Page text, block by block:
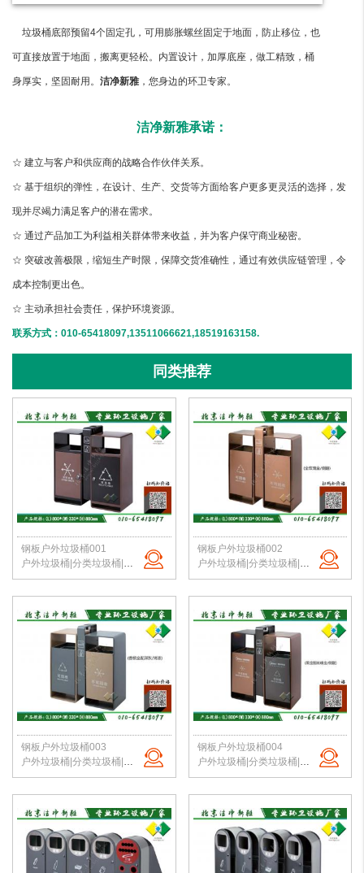
垃圾桶底部预留4个固定孔，可用膨胀螺丝固定于地面，防止移位，也
可直接放置于地面，搬离更轻松。内置设计，加厚底座，做工精致，桶
身厚实，坚固耐用。 洁净新雅，您身边的环卫专家。
洁净新雅承诺：
☆ 建立与客户和供应商的战略合作伙伴关系。
☆ 基于组织的弹性，在设计、生产、交货等方面给客户更多更灵活的选择，发
现并尽竭力满足客户的潜在需求。
☆ 通过产品加工为利益相关群体带来收益，并为客户保守商业秘密。
☆ 突破改善极限，缩短生产时限，保障交货准确性，通过有效供应链管理，令
成本控制更出色。
☆ 主动承担社会责任，保护环境资源。
联系方式：010-65418097,13511066621,18519163158.
同类推荐
钢板户外垃圾桶001
户外垃圾桶|分类垃圾桶|钢板垃圾桶|公园垃圾桶|北京垃圾桶|厂家直销
钢板户外垃圾桶002
户外垃圾桶|分类垃圾桶|钢板垃圾桶|公园垃圾桶|北京垃圾桶|厂家直销
钢板户外垃圾桶003
户外垃圾桶|分类垃圾桶|钢板垃圾桶|公园垃圾桶|北京垃圾桶|厂家直销
钢板户外垃圾桶004
户外垃圾桶|分类垃圾桶|钢板垃圾桶|公园垃圾桶|北京垃圾桶|厂家直销